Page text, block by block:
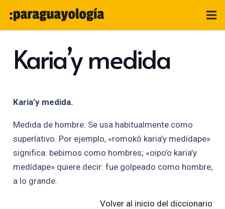
Karia’y medida
Karia’y medida.
Medida de hombre. Se usa habitualmente como
superlativo. Por ejemplo, «romokô karia’y medídape»
significa: bebimos como hombres; «oipo’o karia’y
medídape» quiere decir: fue golpeado como hombre,
a lo grande.
Volver al inicio del diccionario